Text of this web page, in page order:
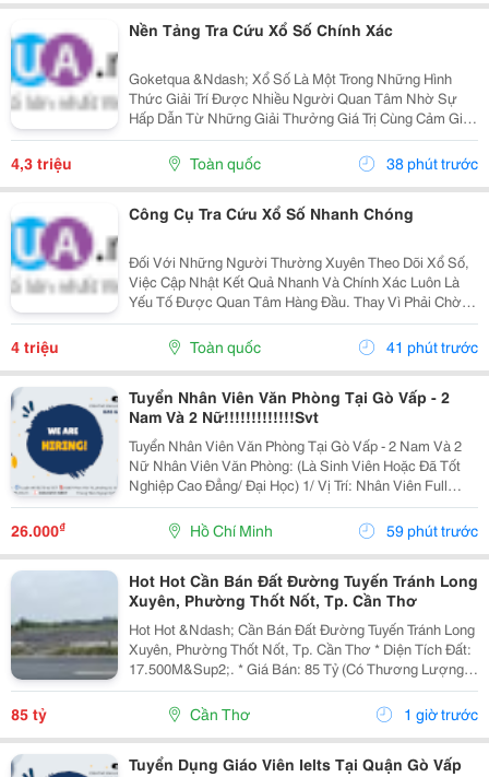
Nền Tảng Tra Cứu Xổ Số Chính Xác
Goketqua &Ndash; Xổ Số Là Một Trong Những Hình
Thức Giải Trí Được Nhiều Người Quan Tâm Nhờ Sự
Hấp Dẫn Từ Những Giải Thưởng Giá Trị Cùng Cảm Giác
Hồi Hộp Khi Chờ Đợi Kết Quả Quay Thưởng. Tuy Nhiên,
Việc Cập Nhật Thông Tin Nhanh Chóng Và Chính Xác...
4,3 triệu Toàn quốc 38 phút trước
Công Cụ Tra Cứu Xổ Số Nhanh Chóng
Đối Với Những Người Thường Xuyên Theo Dõi Xổ Số,
Việc Cập Nhật Kết Quả Nhanh Và Chính Xác Luôn Là
Yếu Tố Được Quan Tâm Hàng Đầu. Thay Vì Phải Chờ
Đợi Thông Tin Từ Nhiều Nguồn Khác Nhau, Người
Dùng Hiện Nay Có Thể Dễ Dàng Tra Cứu Ketqua Trên
Các Nền...
4 triệu Toàn quốc 41 phút trước
Tuyển Nhân Viên Văn Phòng Tại Gò Vấp - 2
Nam Và 2 Nữ!!!!!!!!!!!!!Svt
Tuyển Nhân Viên Văn Phòng Tại Gò Vấp - 2 Nam Và 2
Nữ Nhân Viên Văn Phòng: (Là Sinh Viên Hoặc Đã Tốt
Nghiệp Cao Đẳng/ Đại Học) 1/ Vị Trí: Nhân Viên Full
Time (2 Nam 2 Nữ) Ca Làm: 13:00 Đến 21:00 (1 Tháng
Được Nghỉ Phép 1 Ngày, Và Hưởng Các Ngày...
26.000₫ Hồ Chí Minh 59 phút trước
Hot Hot Cần Bán Đất Đường Tuyến Tránh Long
Xuyên, Phường Thốt Nốt, Tp. Cần Thơ
Hot Hot &Ndash; Cần Bán Đất Đường Tuyến Tránh Long
Xuyên, Phường Thốt Nốt, Tp. Cần Thơ * Diện Tích Đất:
17.500M&Sup2;. * Giá Bán: 85 Tỷ (Có Thương Lượng).
* Đất Ở Đô Thị 1.420M2, Mặt Tiền Rộng 40M, 16.100 M2
Trồng Lúa. Hướng Đông. * Vị Trí: Mặt...
85 tỷ Cần Thơ 1 giờ trước
Tuyển Dụng Giáo Viên Ielts Tại Quận Gò Vấp